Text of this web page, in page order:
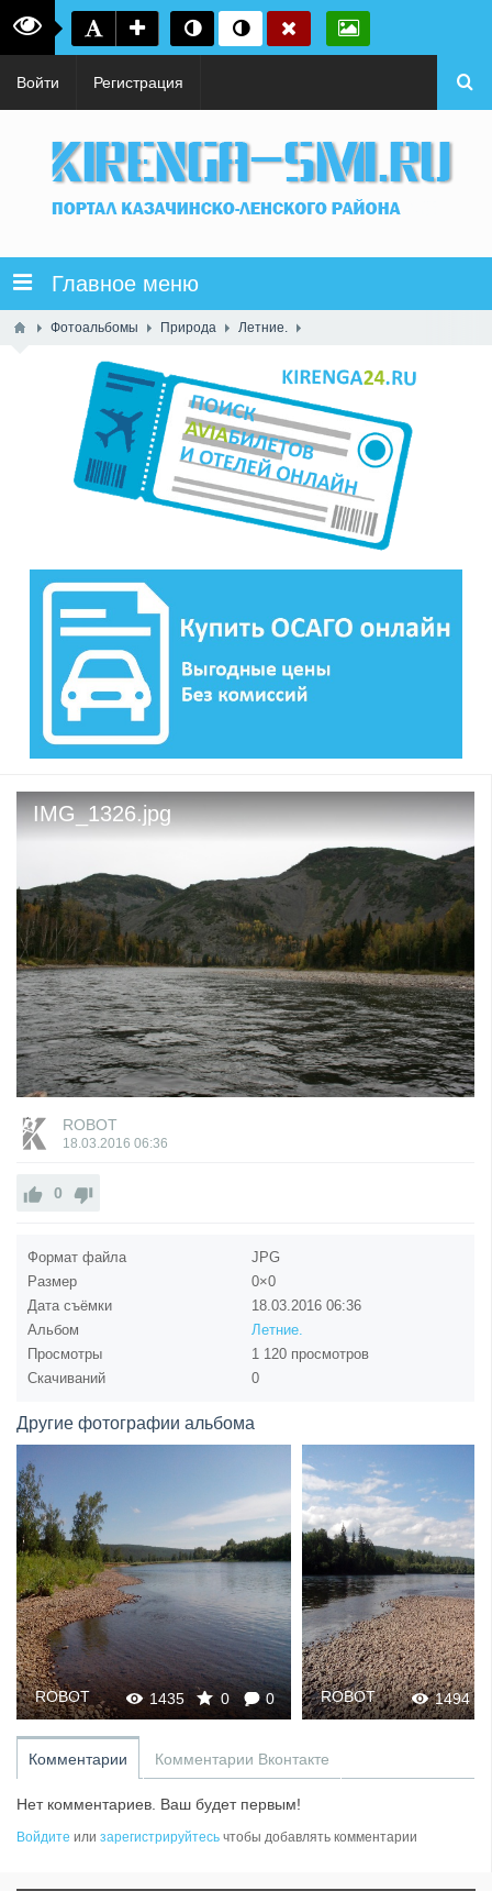
Войти Регистрация
Главное меню
Фотоальбомы Природа Летние.
IMG_1326.jpg
ROBOT
18.03.2016 06:36
0
Формат файла
JPG
Размер
0×0
Дата съёмки
18.03.2016 06:36
Альбом
Летние.
Просмотры
1 120 просмотров
Скачиваний
0
Другие фотографии альбома
1435 0 0
ROBOT 1494
ROBOT
Комментарии Комментарии Вконтакте
Нет комментариев. Ваш будет первым!
Войдите или зарегистрируйтесь чтобы добавлять комментарии